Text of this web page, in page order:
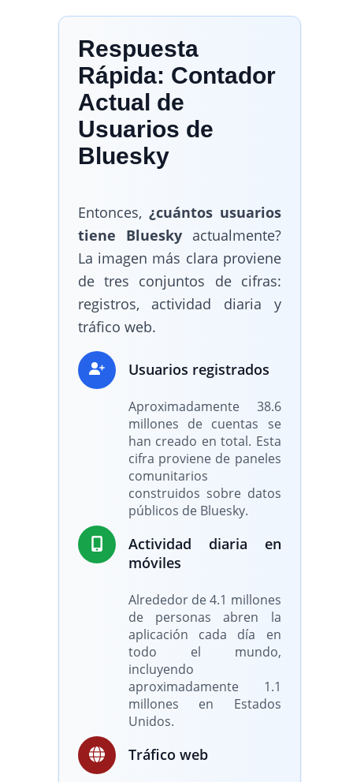
Respuesta
Rápida: Contador
Actual de
Usuarios de
Bluesky
Entonces, ¿cuántos usuarios
tiene Blueskyactualmente?
La imagen más clara proviene
de tres conjuntos de cifras:
registros, actividad diaria y
tráfico web.
Usuarios registrados
Aproximadamente 38.6
millones de cuentas se
han creado en total. Esta
cifra proviene de paneles
comunitarios
construidos sobre datos
públicos de Bluesky.
Actividad diaria en
móviles
Alrededor de 4.1 millones
de personas abren la
aplicación cada día en
todo el mundo,
incluyendo
aproximadamente 1.1
millones en Estados
Unidos.
Tráfico web